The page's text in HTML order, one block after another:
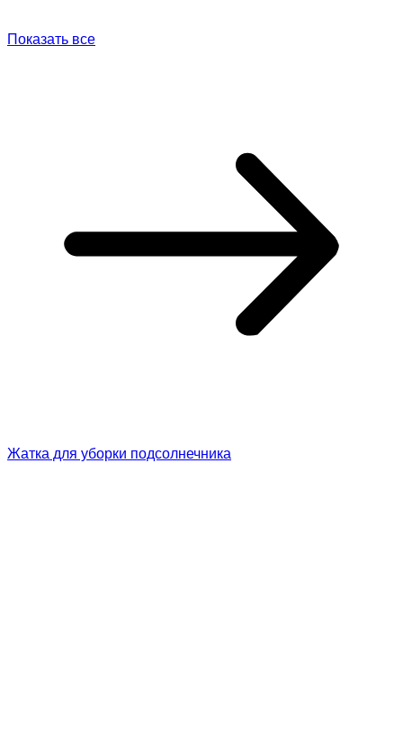
Показать все
Жатка для уборки подсолнечника